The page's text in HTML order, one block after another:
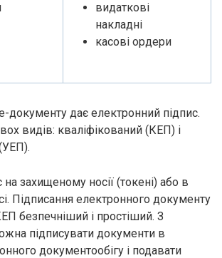
видаткові
накладні
касові ордери
документу дає електронний підпис.
видів: кваліфікований (КЕП) і
захищеному носії (токені) або в
Підписання електронного документу
безпечніший і простіший. З
підписувати документи в
документообігу і подавати